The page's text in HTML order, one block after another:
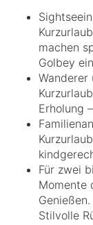
machen
Golbey
Wanderer
Erholung
Für zwei
Momente
Genießen.
Stilvolle